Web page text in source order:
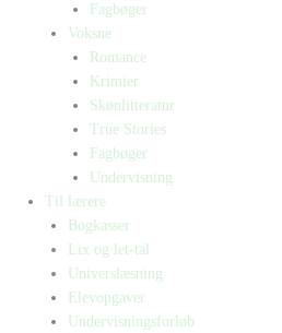
Fagbøger
Voksne
Romance
Krimier
Skønlitteratur
True Stories
Fagbøger
Undervisning
Til lærere
Bogkasser
Lix og let-tal
Universlæsning
Elevopgaver
Undervisningsforløb